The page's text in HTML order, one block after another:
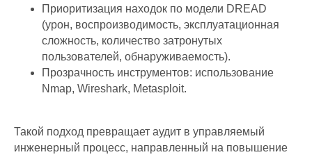
Приоритизация находок по модели DREAD
(урон, воспроизводимость, эксплуатационная
сложность, количество затронутых
пользователей, обнаруживаемость).
Прозрачность инструментов: использование
Nmap, Wireshark, Metasploit.
Такой подход превращает аудит в управляемый
инженерный процесс, направленный на повышение